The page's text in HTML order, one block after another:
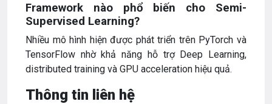
Framework nào phổ biến cho Semi-
Supervised Learning?
Nhiều mô hình hiện được phát triển trên PyTorch và
TensorFlow nhờ khả năng hỗ trợ Deep Learning,
distributed training và GPU acceleration hiệu quả.
Thông tin liên hệ